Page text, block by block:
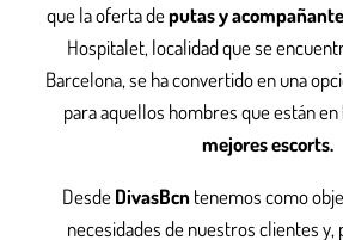
que la oferta deputas y
Hospitalet, localidad que se
Barcelona, se ha convertido en una
para aquellos hombres que están en
mejores escorts.
DesdeDivasBcntenemos como
necesidades de nuestros clientes y,